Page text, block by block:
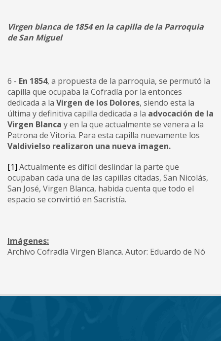
Virgen blanca de 1854 en la capilla de la Parroquia
de San Miguel
6 - En 1854, a propuesta de la parroquia, se permutó la
capilla que ocupaba la Cofradía por la entonces
dedicada a la Virgen de los Dolores, siendo esta la
última y definitiva capilla dedicada a la advocación de la
Virgen Blanca y en la que actualmente se venera a la
Patrona de Vitoria. Para esta capilla nuevamente los
Valdivielso realizaron una nueva imagen.
[1] Actualmente es difícil deslindar la parte que
ocupaban cada una de las capillas citadas, San Nicolás,
San José, Virgen Blanca, habida cuenta que todo el
espacio se convirtió en Sacristía.
Imágenes:
Archivo Cofradía Virgen Blanca. Autor: Eduardo de Nó